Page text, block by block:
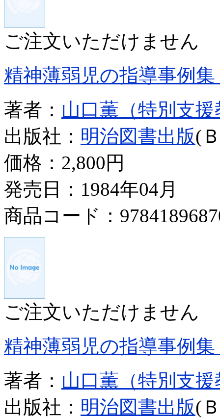
ご注文いただけません
精神薄弱児の指導事例
著者： 山口薫（特別支
出版社： 明治図書出版(
価格： 2,800円
発売日：1984年04月
商品コード：
ご注文いただけません
精神薄弱児の指導事例
著者： 山口薫（特別支
出版社： 明治図書出版(